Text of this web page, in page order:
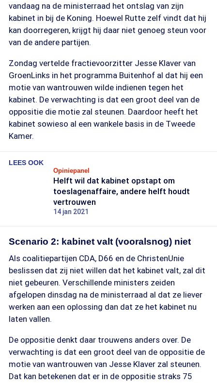
vandaag na de ministerraad het ontslag van zijn
kabinet in bij de Koning. Hoewel Rutte zelf vindt dat hij
kan doorregeren, krijgt hij daar niet genoeg steun voor
van de andere partijen.
Zondag vertelde fractievoorzitter Jesse Klaver van
GroenLinks in het programma Buitenhof al dat hij een
motie van wantrouwen wilde indienen tegen het
kabinet. De verwachting is dat een groot deel van de
oppositie die motie zal steunen. Daardoor heeft het
kabinet sowieso al een wankele basis in de Tweede
Kamer.
LEES OOK
Opiniepanel
Helft wil dat kabinet opstapt om
toeslagenaffaire, andere helft houdt
vertrouwen
14 jan 2021
Scenario 2: kabinet valt (vooralsnog) niet
Als coalitiepartijen CDA, D66 en de ChristenUnie
beslissen dat zij niet willen dat het kabinet valt, zal dit
niet gebeuren. Verschillende ministers zeiden
afgelopen dinsdag na de ministerraad al dat ze liever
werken aan een oplossing dan dat ze het kabinet nu
laten vallen.
De oppositie denkt daar trouwens anders over. De
verwachting is dat een groot deel van de oppositie de
motie van wantrouwen van Jesse Klaver zal steunen.
Dat kan betekenen dat er in de oppositie straks 75